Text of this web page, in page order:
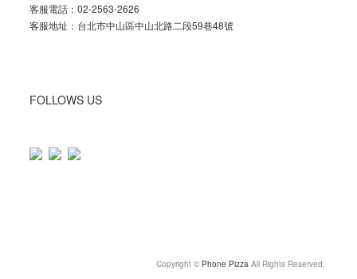
客服電話：02-2563-2626
客服地址：台北市中山區中山北路二段59巷48號
FOLLOWS US
Copyright © Phone Pizza All Rights Reserved.